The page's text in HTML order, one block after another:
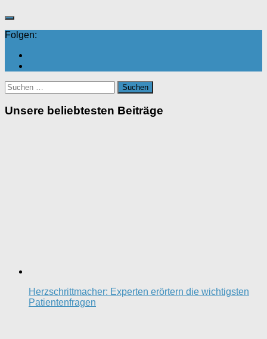
Folgen:
Suchen
nach:
Unsere beliebtesten Beiträge
Herzschrittmacher: Experten erörtern die wichtigsten
Patientenfragen